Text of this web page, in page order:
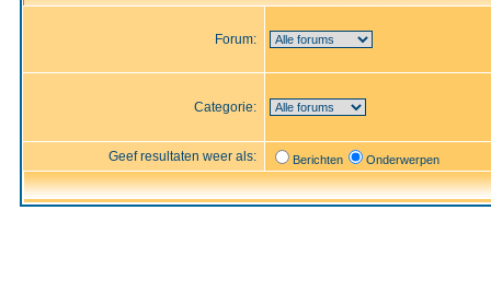
Forum:
Categorie:
Geef resultaten weer als: Berichten Onderwerpen